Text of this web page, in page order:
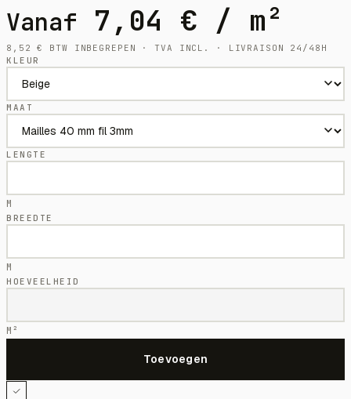
Vanaf 7,04 € / m²
8,52€
BTW INBEGREPEN · TVA INCL. · LIVRAISON 24/48H
KLEUR
MAAT
LENGTE
M
BREEDTE
M
HOEVEELHEID
M²